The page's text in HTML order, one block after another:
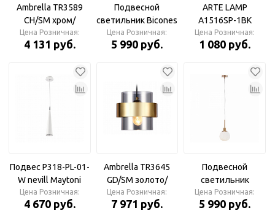
Ambrella TR3589
CH/SM хром/
дымчатый E27 max
40W D100*1050
Цена Розничная:
4 131 руб.
Подвесной
светильник Bicones
серый 140мм, E27х1
60Вт P359-PL-140-C
Цена Розничная:
5 990 руб.
ARTE LAMP
A1516SP-1BK
CANOPUS Подвес
Цена Розничная:
1 080 руб.
Подвес P318-PL-01-
W nevill Maytoni
Цена Розничная:
4 670 руб.
Ambrella TR3645
GD/SM золото/
дымчатый E27 max
40W D180*950
Цена Розничная:
7 971 руб.
Подвесной
светильник
MOD221-PL-01-G
Maytoni А
Цена Розничная:
5 990 руб.